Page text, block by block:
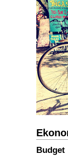
Budget